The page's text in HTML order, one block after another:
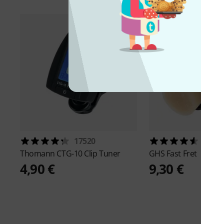
17520
Thomann CTG-10 Clip Tuner
4,90 €
GHS Fast Fret
9,30 €